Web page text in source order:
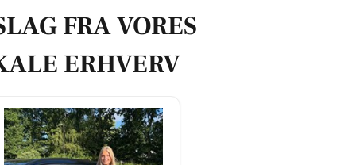
FRA VORES
ERHVERV